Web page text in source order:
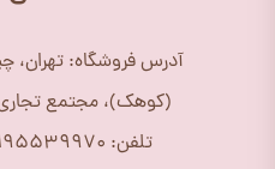
آدرس فروشگاه: تهران،
(کوهک)، مجتمع تجاری
تلفن: 09195539970 (10 الی 18 )